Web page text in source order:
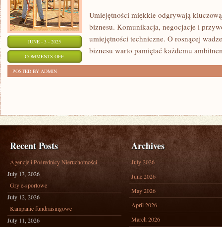
JUNE - 3 - 2025
COMMENTS OFFON
ŚWIECIE
BIZNESU
Umiejętności miękkie odgrywają
biznesu. Komunikacja, negocjacje i
umiejętności techniczne. O rosnącej
biznesu warto pamiętać każdemu
POSTED BY ADMIN
Recent Posts
Agencje i Pośrednicy Nieruchomości
July 13, 2026
Gry e-sportowe
July 12, 2026
Kampanie fundraisingowe
July 11, 2026
Archives
July 2026
June 2026
May 2026
April 2026
March 2026